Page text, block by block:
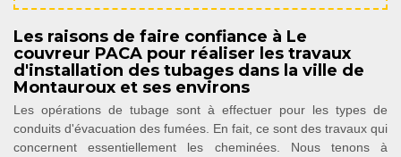
Les raisons de faire confiance à Le
couvreur PACA pour réaliser les travaux
d'installation des tubages dans la ville de
Montauroux et ses environs
Les opérations de tubage sont à effectuer pour les types de
conduits d'évacuation des fumées. En fait, ce sont des travaux qui
concernent essentiellement les cheminées. Nous tenons à